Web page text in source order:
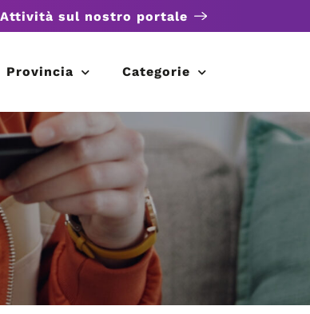
sul nostro portale
Provincia Categorie